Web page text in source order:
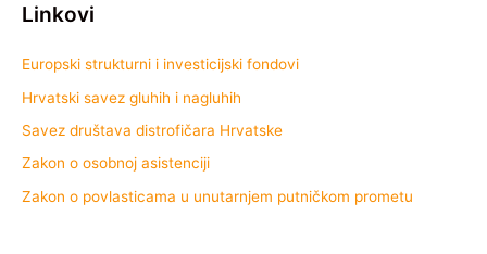
Linkovi
Europski strukturni i investicijski fondovi
Hrvatski savez gluhih i nagluhih
Savez društava distrofičara Hrvatske
Zakon o osobnoj asistenciji
Zakon o povlasticama u unutarnjem putničkom prometu